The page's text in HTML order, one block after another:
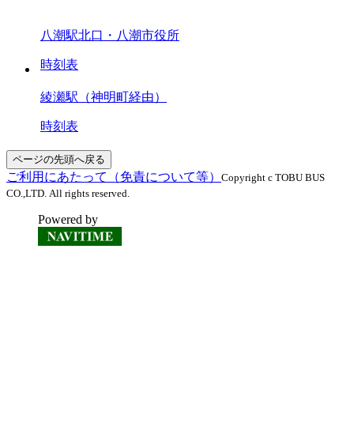
八潮駅北口・八潮市役所
時刻表
綾瀬駅（神明町経由）
時刻表
ページの先頭へ戻る
ご利用にあたって（免責について等） Copyright c TOBU BUS
CO.,LTD. All rights reserved.
Powered by